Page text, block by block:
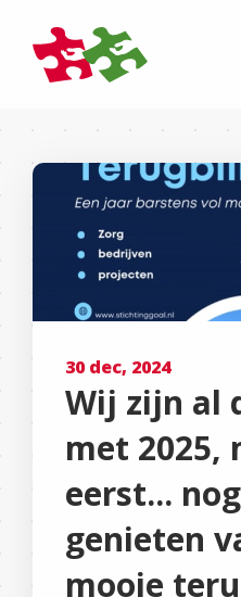
30 dec, 2024
Wij zijn al
met 2025,
eerst...
genieten
mooie